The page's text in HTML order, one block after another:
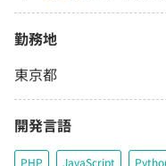
勤務地
東京都
開発言語
PHP JavaScript